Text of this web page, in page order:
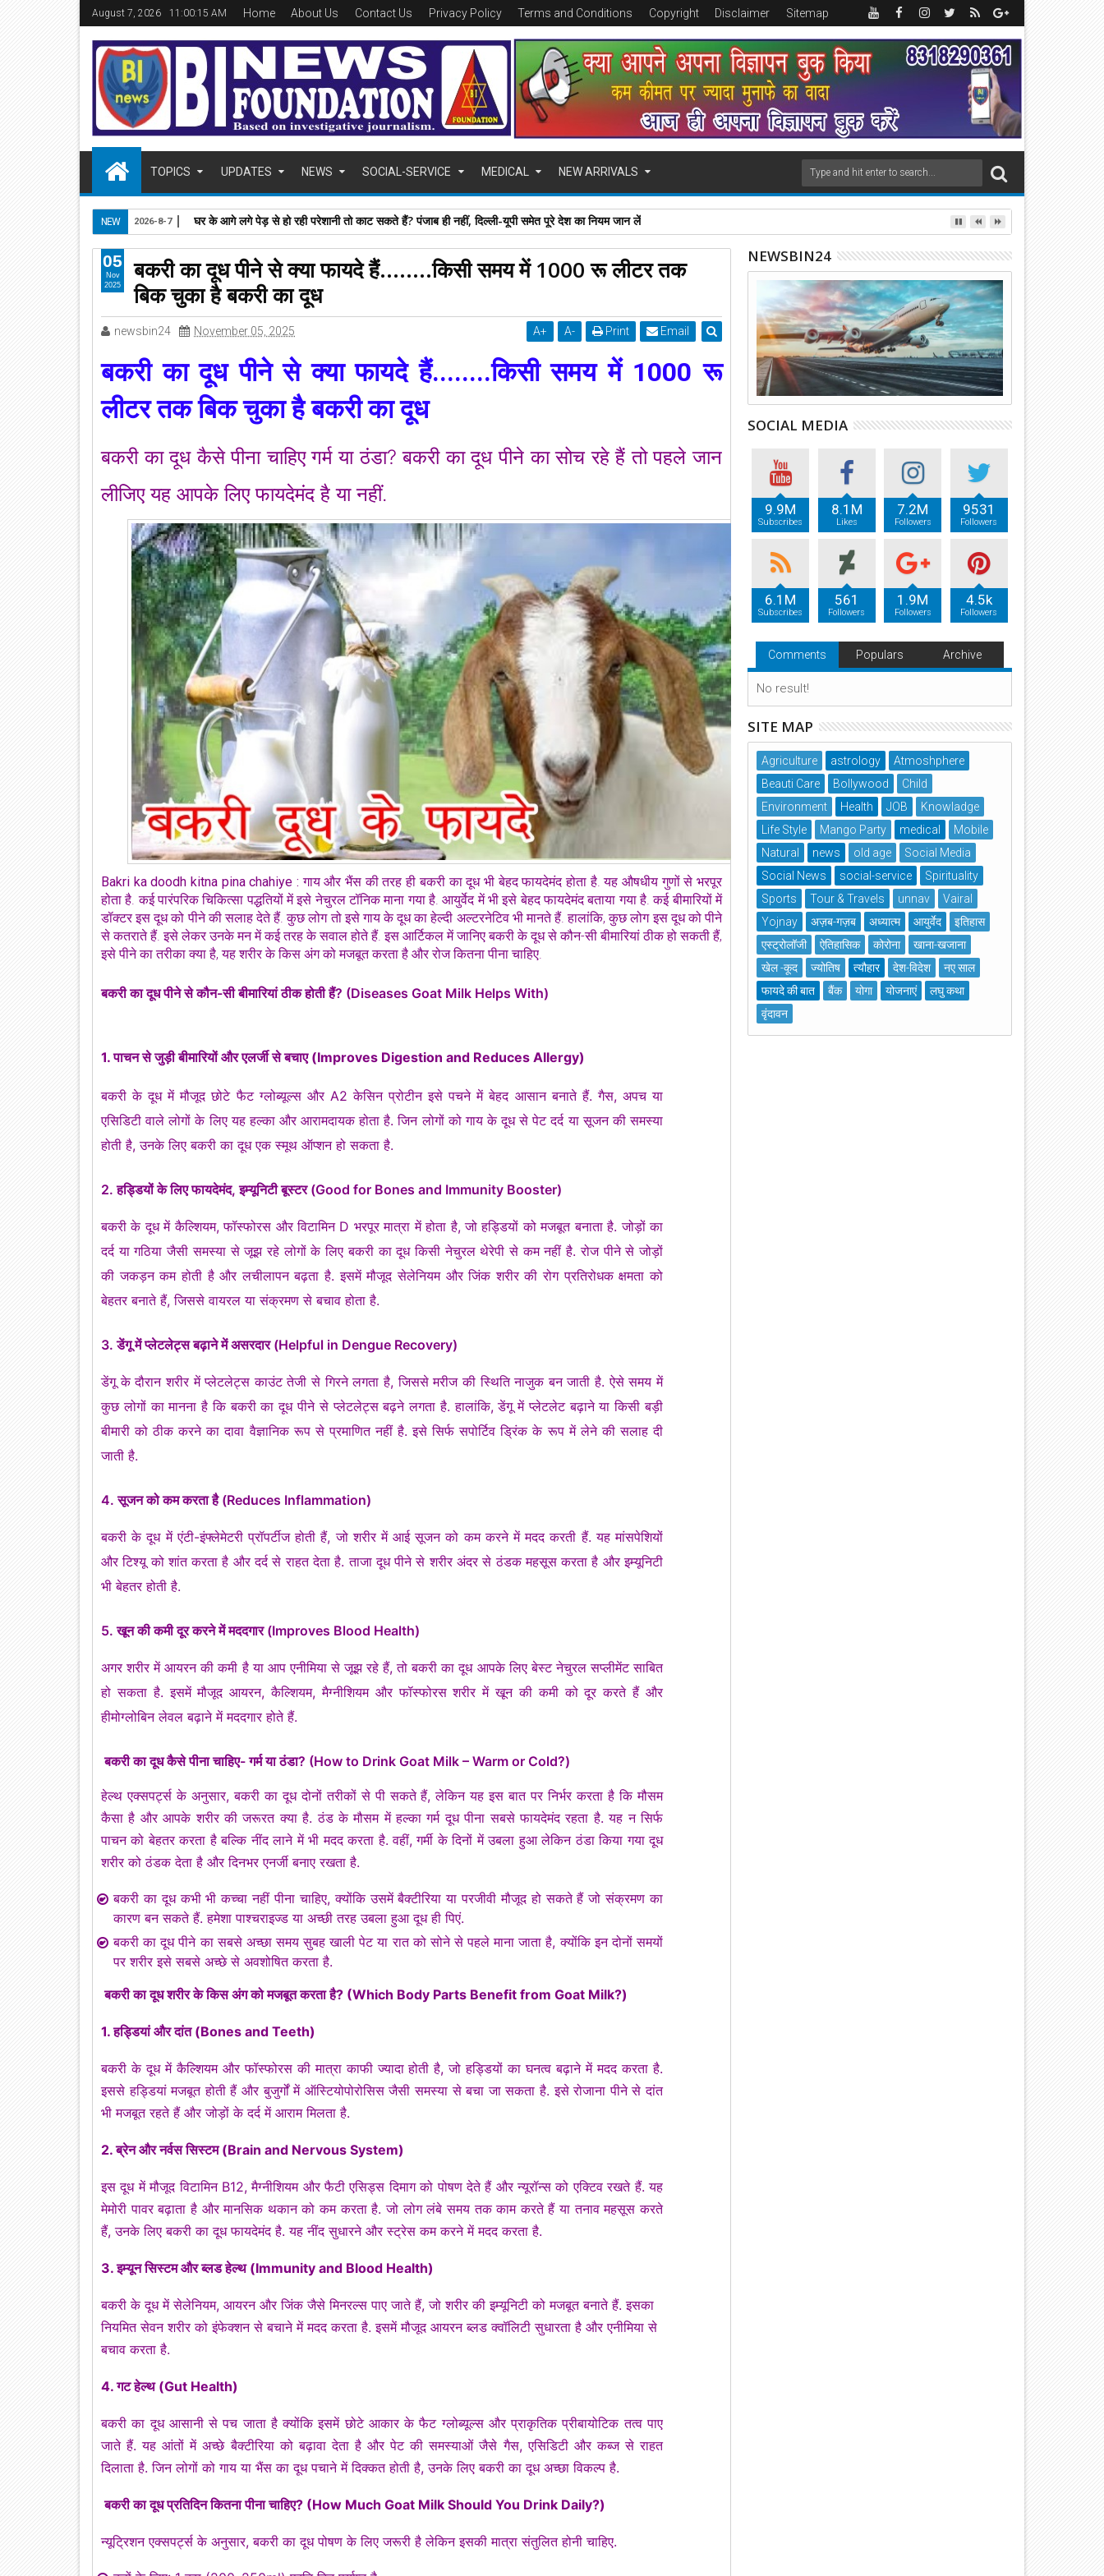
August 7, 2026 11:00:16 AM Home About Us Contact Us Privacy Policy Terms and Conditions Copyright Disclaimer Sitemap
TOPICS UPDATES NEWS SOCIAL-SERVICE MEDICAL NEW ARRIVALS
NEW घर के आगे लगे पेड़ से हो रही परेशानी तो काट सकते हैं? पंजाब ही नहीं, दिल्‍ली-यूपी समेत पूरे देश का नियम जान लें
2026-8-7
बकरी का दूध पीने से क्या फायदे हैं........किसी समय में 1000 रू लीटर तक
बिक चुका है बकरी का दूध
newsbin24 November 05, 2025 A+ A- Print Email
बकरी का दूध पीने से क्या फायदे हैं........किसी समय में 1000 रू
लीटर तक बिक चुका है बकरी का दूध
बकरी का दूध कैसे पीना चाहिए गर्म या ठंडा? बकरी का दूध पीने का सोच रहे हैं तो पहले जान
लीज‍िए यह आपके ल‍िए फायदेमंद है या नहीं.
Bakri ka doodh kitna pina chahiye :गाय और भैंस की तरह ही बकरी का दूध भी बेहद फायदेमंद होता है. यह औषधीय गुणों से भरपूर
होता है. कई पारंपरिक चिकित्सा पद्धतियों में इसे नेचुरल टॉनिक माना गया है. आयुर्वेद में भी इसे बेहद फायदेमंद बताया गया है. कई बीमारियों में
डॉक्टर इस दूध को पीने की सलाह देते हैं. कुछ लोग तो इसे गाय के दूध का हेल्दी अल्टरनेटिव भी मानते हैं. हालांकि, कुछ लोग इस दूध को पीने
से कतराते हैं. इसे लेकर उनके मन में कई तरह के सवाल होते हैं. इस आर्टिकल में जानिए बकरी के दूध से कौन-सी बीमारियां ठीक हो सकती हैं,
इसे पीने का तरीका क्या है, यह शरीर के किस अंग को मजबूत करता है और रोज कितना पीना चाहिए.
बकरी का दूध पीने से कौन-सी बीमारियां ठीक होती हैं? (Diseases Goat Milk Helps With)
1. पाचन से जुड़ी बीमारियों और एलर्जी से बचाए (Improves Digestion and Reduces Allergy)
बकरी के दूध में मौजूद छोटे फैट ग्लोब्यूल्स और A2 केसिन प्रोटीन इसे पचने में बेहद आसान बनाते हैं. गैस, अपच या
एसिडिटी वाले लोगों के लिए यह हल्का और आरामदायक होता है. जिन लोगों को गाय के दूध से पेट दर्द या सूजन की समस्या
होती है, उनके लिए बकरी का दूध एक स्मूथ ऑप्शन हो सकता है.
2. हड्डियों के लिए फायदेमंद, इम्यूनिटी बूस्टर (Good for Bones and Immunity Booster)
बकरी के दूध में कैल्शियम, फॉस्फोरस और विटामिन D भरपूर मात्रा में होता है, जो हड्डियों को मजबूत बनाता है. जोड़ों का
दर्द या गठिया जैसी समस्या से जूझ रहे लोगों के लिए बकरी का दूध किसी नेचुरल थेरेपी से कम नहीं है. रोज पीने से जोड़ों
की जकड़न कम होती है और लचीलापन बढ़ता है. इसमें मौजूद सेलेनियम और जिंक शरीर की रोग प्रतिरोधक क्षमता को
बेहतर बनाते हैं, जिससे वायरल या संक्रमण से बचाव होता है.
3. डेंगू में प्लेटलेट्स बढ़ाने में असरदार (Helpful in Dengue Recovery)
डेंगू के दौरान शरीर में प्लेटलेट्स काउंट तेजी से गिरने लगता है, जिससे मरीज की स्थिति नाजुक बन जाती है. ऐसे समय में
कुछ लोगों का मानना है कि बकरी का दूध पीने से प्लेटलेट्स बढ़ने लगता है. हालांकि, डेंगू में प्लेटलेट बढ़ाने या किसी बड़ी
बीमारी को ठीक करने का दावा वैज्ञानिक रूप से प्रमाणित नहीं है. इसे सिर्फ सपोर्टिव ड्रिंक के रूप में लेने की सलाह दी
जाती है.
4. सूजन को कम करता है (Reduces Inflammation)
बकरी के दूध में एंटी-इंफ्लेमेटरी प्रॉपर्टीज होती हैं, जो शरीर में आई सूजन को कम करने में मदद करती हैं. यह मांसपेशियों
और टिश्यू को शांत करता है और दर्द से राहत देता है. ताजा दूध पीने से शरीर अंदर से ठंडक महसूस करता है और इम्यूनिटी
भी बेहतर होती है.
5. खून की कमी दूर करने में मददगार (Improves Blood Health)
अगर शरीर में आयरन की कमी है या आप एनीमिया से जूझ रहे हैं, तो बकरी का दूध आपके लिए बेस्ट नेचुरल सप्लीमेंट साबित
हो सकता है. इसमें मौजूद आयरन, कैल्शियम, मैग्नीशियम और फॉस्फोरस शरीर में खून की कमी को दूर करते हैं और
हीमोग्लोबिन लेवल बढ़ाने में मददगार होते हैं.
बकरी का दूध कैसे पीना चाहिए- गर्म या ठंडा? (How to Drink Goat Milk – Warm or Cold?)
हेल्थ एक्सपर्ट्स के अनुसार, बकरी का दूध दोनों तरीकों से पी सकते हैं, लेकिन यह इस बात पर निर्भर करता है कि मौसम
कैसा है और आपके शरीर की जरूरत क्या है. ठंड के मौसम में हल्का गर्म दूध पीना सबसे फायदेमंद रहता है. यह न सिर्फ
पाचन को बेहतर करता है बल्कि नींद लाने में भी मदद करता है. वहीं, गर्मी के दिनों में उबला हुआ लेकिन ठंडा किया गया दूध
शरीर को ठंडक देता है और दिनभर एनर्जी बनाए रखता है.
बकरी का दूध कभी भी कच्चा नहीं पीना चाहिए, क्योंकि उसमें बैक्टीरिया या परजीवी मौजूद हो सकते हैं जो संक्रमण का
कारण बन सकते हैं. हमेशा पाश्चराइज्ड या अच्छी तरह उबला हुआ दूध ही पिएं.
बकरी का दूध पीने का सबसे अच्छा समय सुबह खाली पेट या रात को सोने से पहले माना जाता है, क्योंकि इन दोनों समयों
पर शरीर इसे सबसे अच्छे से अवशोषित करता है.
बकरी का दूध शरीर के किस अंग को मजबूत करता है? (Which Body Parts Benefit from Goat Milk?)
1. हड्डियां और दांत (Bones and Teeth)
बकरी के दूध में कैल्शियम और फॉस्फोरस की मात्रा काफी ज्यादा होती है, जो हड्डियों का घनत्व बढ़ाने में मदद करता है.
इससे हड्डियां मजबूत होती हैं और बुजुर्गों में ऑस्टियोपोरोसिस जैसी समस्या से बचा जा सकता है. इसे रोजाना पीने से दांत
भी मजबूत रहते हैं और जोड़ों के दर्द में आराम मिलता है.
2. ब्रेन और नर्वस सिस्टम (Brain and Nervous System)
इस दूध में मौजूद विटामिन B12, मैग्नीशियम और फैटी एसिड्स दिमाग को पोषण देते हैं और न्यूरॉन्स को एक्टिव रखते हैं. यह
मेमोरी पावर बढ़ाता है और मानसिक थकान को कम करता है. जो लोग लंबे समय तक काम करते हैं या तनाव महसूस करते
हैं, उनके लिए बकरी का दूध फायदेमंद है. यह नींद सुधारने और स्ट्रेस कम करने में मदद करता है.
3. इम्यून सिस्टम और ब्लड हेल्थ (Immunity and Blood Health)
बकरी के दूध में सेलेनियम, आयरन और जिंक जैसे मिनरल्स पाए जाते हैं, जो शरीर की इम्यूनिटी को मजबूत बनाते हैं. इसका
नियमित सेवन शरीर को इंफेक्शन से बचाने में मदद करता है. इसमें मौजूद आयरन ब्लड क्वॉलिटी सुधारता है और एनीमिया से
बचाव करता है.
4. गट हेल्थ (Gut Health)
बकरी का दूध आसानी से पच जाता है क्योंकि इसमें छोटे आकार के फैट ग्लोब्यूल्स और प्राकृतिक प्रीबायोटिक तत्व पाए
जाते हैं. यह आंतों में अच्छे बैक्टीरिया को बढ़ावा देता है और पेट की समस्याओं जैसे गैस, एसिडिटी और कब्ज से राहत
दिलाता है. जिन लोगों को गाय या भैंस का दूध पचाने में दिक्कत होती है, उनके लिए बकरी का दूध अच्छा विकल्प है.
बकरी का दूध प्रतिदिन कितना पीना चाहिए? (How Much Goat Milk Should You Drink Daily?)
न्यूट्रिशन एक्सपर्ट्स के अनुसार, बकरी का दूध पोषण के लिए जरूरी है लेकिन इसकी मात्रा संतुलित होनी चाहिए.
05
Nov
2025
NEWSBIN24
SOCIAL MEDIA
9.9M
Subscribes
8.1M
Likes
7.2M
Followers
9531
Followers
6.1M
Subscribes
561
Followers
1.9M
Followers
4.5k
Followers
Comments Populars Archive
No result!
SITE MAP
Agriculture astrology
Atmoshphere
Beauti Care
Bollywood
Child
Environment
Health JOB
Knowladge
Life Style
Mango Party medical
Mobile
Natural
news old age
Social Media
Social News
social-service
Spirituality
Sports
Tour & Travels unnav
Vairal
Yojnay
अज़ब-गज़ब अध्यात्म आयुर्वेद
इतिहास
एस्ट्रोलॉजी
ऐतिहासिक कोरोना
खाना-खजाना
खेल -कूद
ज्योतिष त्यौहार देश-विदेश
नए साल
फायदे की बात
बैंक योगा योजनाएं
लघु कथा
वृंदावन